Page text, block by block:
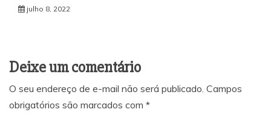
julho 8, 2022
Deixe um comentário
O seu endereço de e-mail não será publicado. Campos
obrigatórios são marcados com *